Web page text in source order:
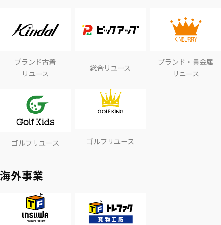
ブランド古着
リユース
総合リユース
ブランド・貴金属
リユース
ゴルフリユース ゴルフリユース
海外事業